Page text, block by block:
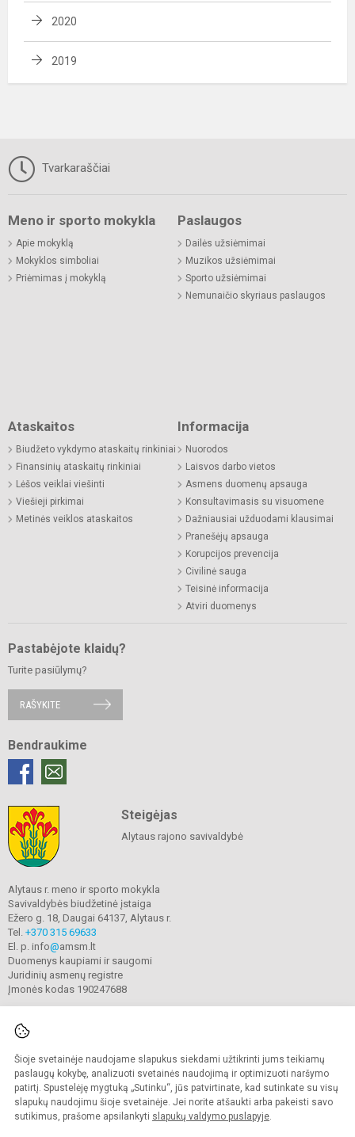
Šioje svetainėje naudojame slapukus siekdami užtikrinti jums teikiamų
paslaugų kokybę, analizuoti svetainės naudojimą ir optimizuoti naršymo
patirtį. Spustelėję mygtuką „Sutinku“, jūs patvirtinate, kad sutinkate su visų
slapukų naudojimu šioje svetainėje. Jei norite atšaukti arba pakeisti savo
sutikimus, prašome apsilankyti slapukų valdymo puslapyje.
2020
2019
Tvarkaraščiai
Meno ir sporto mokykla
Apie mokyklą
Mokyklos simboliai
Priėmimas į mokyklą
Paslaugos
Dailės užsiėmimai
Muzikos užsiėmimai
Sporto užsiėmimai
Nemunaičio skyriaus paslaugos
Ataskaitos
Biudžeto vykdymo ataskaitų rinkiniai
Finansinių ataskaitų rinkiniai
Lėšos veiklai viešinti
Viešieji pirkimai
Metinės veiklos ataskaitos
Informacija
Nuorodos
Laisvos darbo vietos
Asmens duomenų apsauga
Konsultavimasis su visuomene
Dažniausiai užduodami klausimai
Pranešėjų apsauga
Korupcijos prevencija
Civilinė sauga
Teisinė informacija
Atviri duomenys
Pastabėjote klaidų?
Turite pasiūlymų?
RAŠYKITE
Bendraukime
Steigėjas
Alytaus rajono savivaldybė
Alytaus r. meno ir sporto mokykla
Savivaldybės biudžetinė įstaiga
Ežero g. 18, Daugai 64137, Alytaus r.
Tel. +370 315 69633
El. p. info@amsm.lt
Duomenys kaupiami ir saugomi
Juridinių asmenų registre
Įmonės kodas 190247688
© 2020. Alytaus r. meno ir sporto mokykla. Visos teisės saugomos.
Kopijuoti turinį be raštiško mokyklos sutikimo griežtai draudžiama.
Prieinamumo paraiška Slapukų valdymas
Sumanus būdas atnaujinti